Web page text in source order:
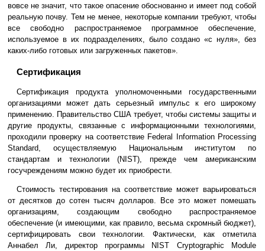
вовсе не значит, что такое опасение обоснованно и имеет под собой
реальную почву. Тем не менее, некоторые компании требуют, чтобы
все свободно распространяемое программное обеспечение,
используемое в их подразделениях, было создано «с нуля», без
каких-либо готовых или загруженных пакетов».
Сертификация
Сертификация продукта уполномоченными государственными
организациями может дать серьезный импульс к его широкому
применению. Правительство США требует, чтобы системы защиты и
другие продукты, связанные с информационными технологиями,
проходили проверку на соответствие Federal Information Processing
Standard, осуществляемую Национальным институтом по
стандартам и технологии (NIST), прежде чем американским
госучреждениям можно будет их приобрести.
Стоимость тестирования на соответствие может варьироваться
от десятков до сотен тысяч долларов. Все это может помешать
организациям, создающим свободно распространяемое
обеспечение (и имеющими, как правило, весьма скромный бюджет),
сертифицировать свои технологии. Фактически, как отметила
Аннабел Ли, директор программы NIST Cryptographic Module